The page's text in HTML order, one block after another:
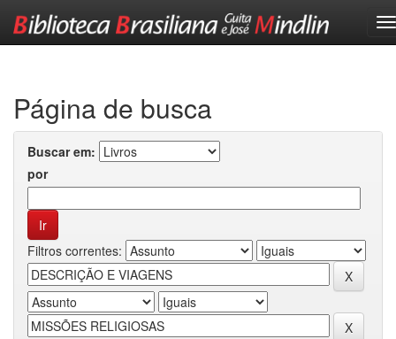
Página de busca
Buscar em:
por
Filtros correntes: